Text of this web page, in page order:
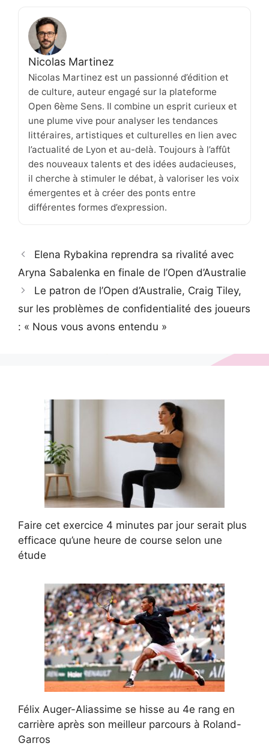
Nicolas Martinez
Nicolas Martinez est un passionné d’édition et
de culture, auteur engagé sur la plateforme
Open 6ème Sens. Il combine un esprit curieux et
une plume vive pour analyser les tendances
littéraires, artistiques et culturelles en lien avec
l’actualité de Lyon et au-delà. Toujours à l’affût
des nouveaux talents et des idées audacieuses,
il cherche à stimuler le débat, à valoriser les voix
émergentes et à créer des ponts entre
différentes formes d’expression.
Elena Rybakina reprendra sa rivalité avec
Aryna Sabalenka en finale de l’Open d’Australie
Le patron de l’Open d’Australie, Craig Tiley,
sur les problèmes de confidentialité des joueurs
: « Nous vous avons entendu »
Faire cet exercice 4 minutes par jour serait plus
efficace qu’une heure de course selon une
étude
Félix Auger-Aliassime se hisse au 4e rang en
carrière après son meilleur parcours à Roland-
Garros